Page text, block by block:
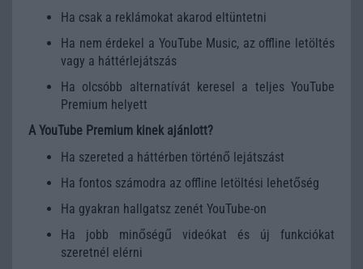
Ha csak a reklámokat akarod eltüntetni
Ha nem érdekel a YouTube Music, az offline letöltés
vagy a háttérlejátszás
Ha olcsóbb alternatívát keresel a teljes YouTube
Premium helyett
A YouTube Premium kinek ajánlott?
Ha szereted a háttérben történő lejátszást
Ha fontos számodra az offline letöltési lehetőség
Ha gyakran hallgatsz zenét YouTube-on
Ha jobb minőségű videókat és új funkciókat
szeretnél elérni